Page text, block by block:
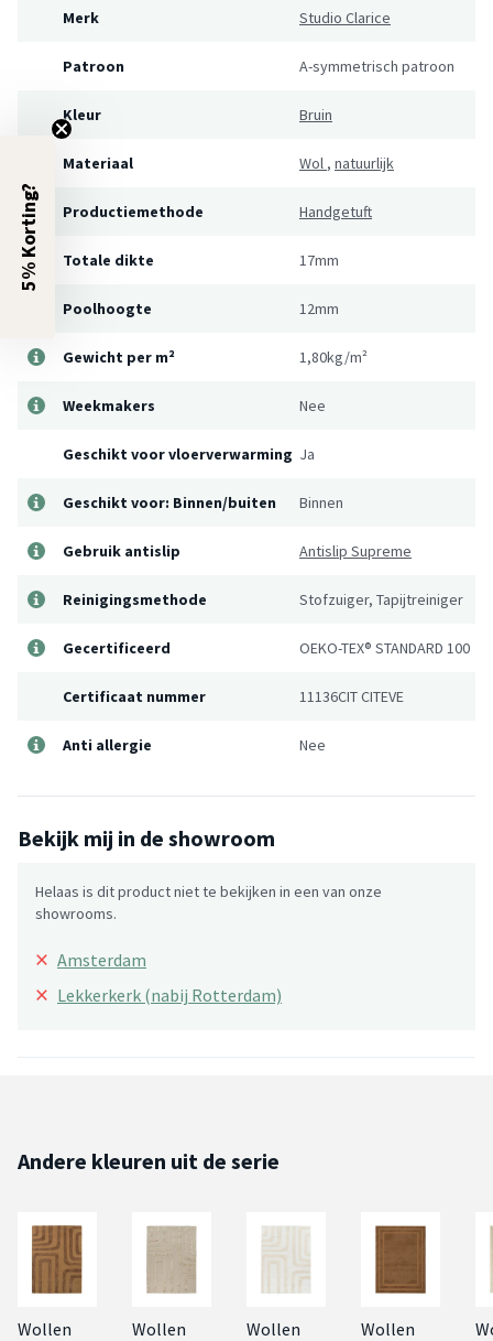
Merk Studio Clarice
Patroon A-symmetrisch patroon
Kleur Bruin
Materiaal Wol , natuurlijk
Productiemethode Handgetuft
Totale dikte 17mm
Poolhoogte 12mm
Gewicht per m² 1,80kg/m²
Weekmakers Nee
Geschikt voor vloerverwarming Ja
Geschikt voor: Binnen/buiten Binnen
Gebruik antislip Antislip Supreme
Reinigingsmethode Stofzuiger, Tapijtreiniger
Gecertificeerd OEKO-TEX® STANDARD 100
Certificaat nummer 11136CIT CITEVE
Anti allergie Nee
Bekijk mij in de showroom
Helaas is dit product niet te bekijken in een van onze
showrooms.
× Amsterdam
× Lekkerkerk (nabij Rotterdam)
Andere kleuren uit de serie
Wollen
Wollen
Wollen
Wollen
5% Korting?